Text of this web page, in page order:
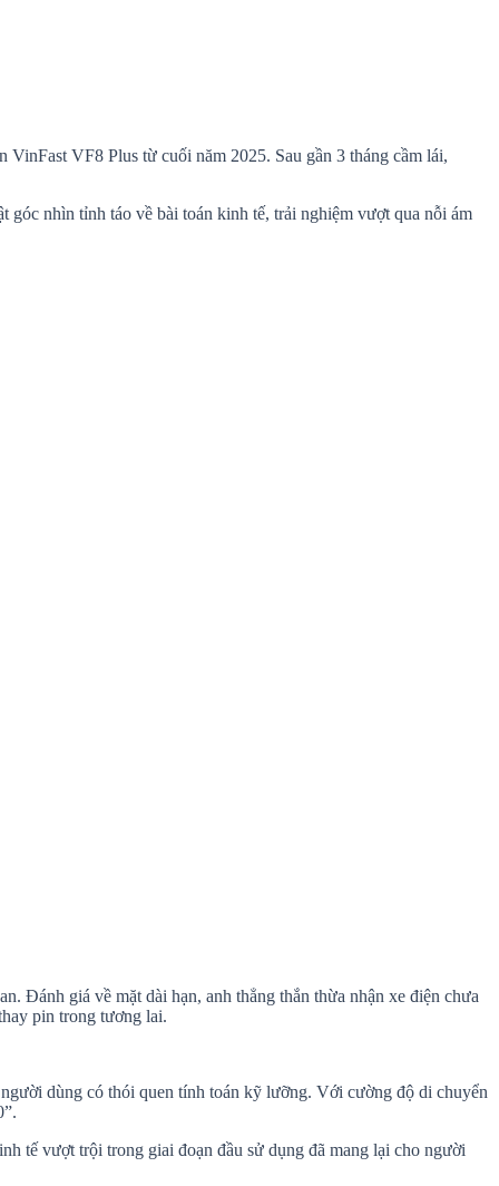
VF8 Plus từ cuối năm 2025. Sau gần 3 tháng cầm lái,
nhìn tỉnh táo về bài toán kinh tế, trải nghiệm vượt qua nỗi ám
Đánh giá về mặt dài hạn, anh thẳng thắn thừa nhận xe điện chưa
pin trong tương lai.
dùng có thói quen tính toán kỹ lưỡng. Với cường độ di chuyển
tế vượt trội trong giai đoạn đầu sử dụng đã mang lại cho người